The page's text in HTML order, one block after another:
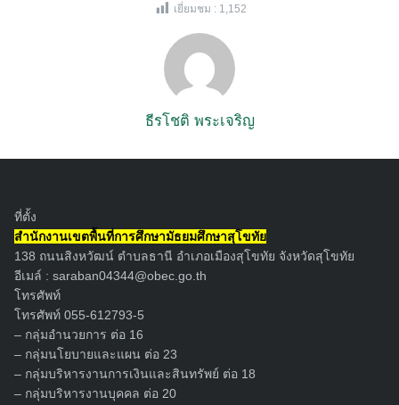
Search
for:
เยี่ยมชม : 1,152
ธีรโชติ พระเจริญ
ที่ตั้ง
สำนักงานเขตพื้นที่การศึกษามัธยมศึกษาสุโขทัย
138 ถนนสิงหวัฒน์ ตำบลธานี อำเภอเมืองสุโขทัย จังหวัดสุโขทัย
อีเมล์ : saraban04344@obec.go.th
โทรศัพท์
โทรศัพท์ 055-612793-5
– กลุ่มอำนวยการ ต่อ 16
– กลุ่มนโยบายและแผน ต่อ 23
– กลุ่มบริหารงานการเงินและสินทรัพย์ ต่อ 18
– กลุ่มบริหารงานบุคคล ต่อ 20